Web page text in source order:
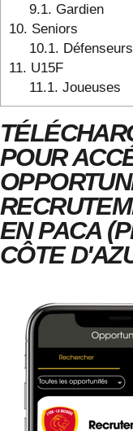
9.1. Gardien
10. Seniors
10.1. Défenseurs
11. U15F
11.1. Joueuses
POUR
EN PACA
CÔTE